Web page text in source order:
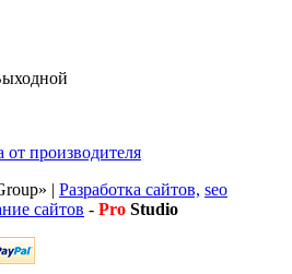
| Разработка сайтов, seo
сайтов - Pro Studio